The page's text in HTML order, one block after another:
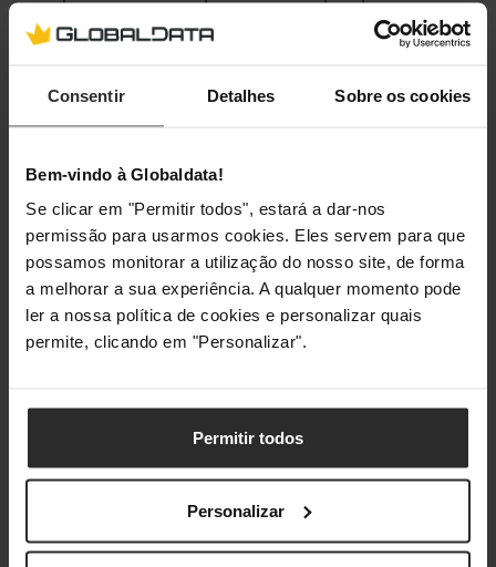
Consentir Detalhes Sobre os cookies
Bem-vindo à Globaldata!
Se clicar em "Permitir todos", estará a dar-nos
permissão para usarmos cookies. Eles servem para que
possamos monitorar a utilização do nosso site, de forma
a melhorar a sua experiência. A qualquer momento pode
ler a nossa política de cookies e personalizar quais
permite, clicando em "Personalizar".
Permitir todos
Personalizar
nova no lado inverso e encontra os Poochy Pups
escondidos nos locais mais recônditos.
Especificação
Compatibilidade
Compatibilidade da Plataforma Nintendo Switch
Classificações